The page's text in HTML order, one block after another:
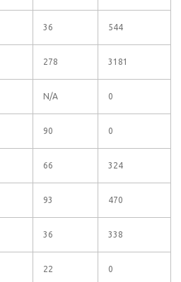
36 544
278 3181
N/A 0
90 0
66 324
93 470
36 338
22 0